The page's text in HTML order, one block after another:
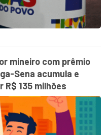
mineiro com prêmio
Sena acumula e
135 milhões